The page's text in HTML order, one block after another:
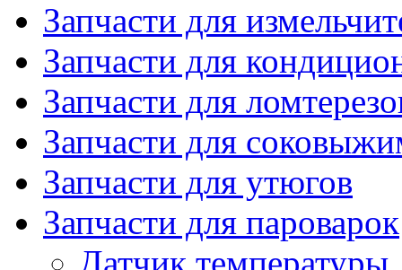
Запчасти для
Запчасти для
Запчасти для
Запчасти для
Запчасти для утюгов
Запчасти для пароварок